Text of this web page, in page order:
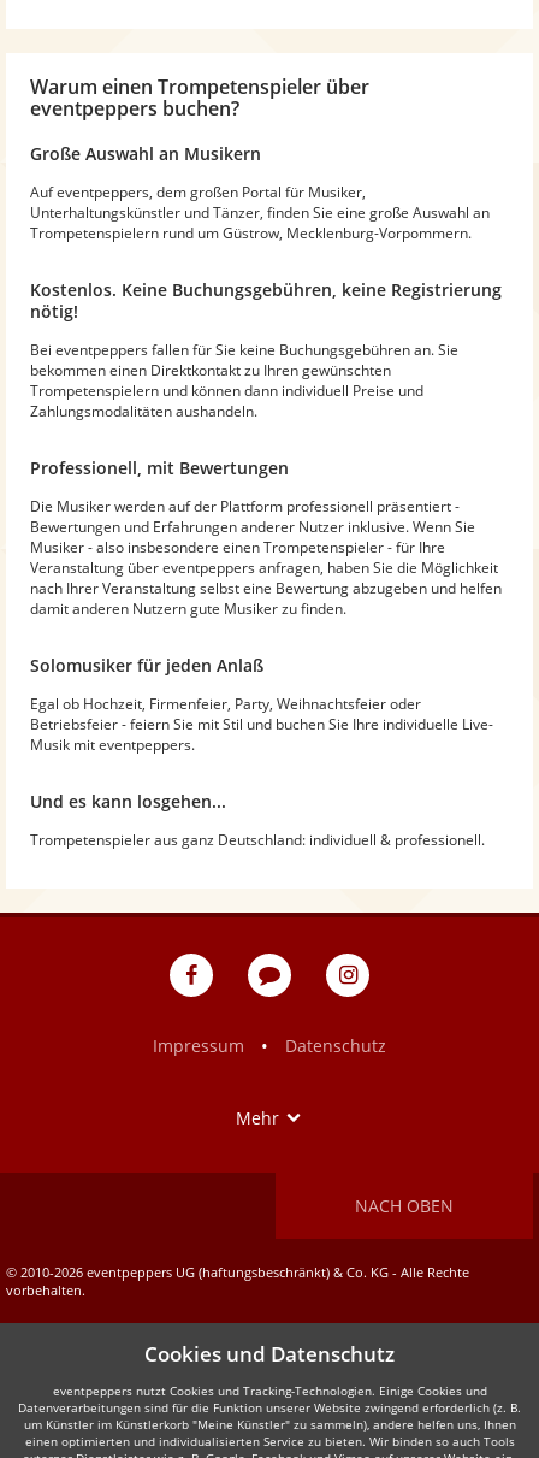
Warum einen Trompetenspieler über
eventpeppers buchen?
Große Auswahl an Musikern
Auf eventpeppers, dem großen Portal für Musiker,
Unterhaltungskünstler und Tänzer, finden Sie eine große Auswahl an
Trompetenspielern rund um Güstrow, Mecklenburg-Vorpommern.
Kostenlos. Keine Buchungsgebühren, keine Registrierung
nötig!
Bei eventpeppers fallen für Sie keine Buchungsgebühren an. Sie
bekommen einen Direktkontakt zu Ihren gewünschten
Trompetenspielern und können dann individuell Preise und
Zahlungsmodalitäten aushandeln.
Professionell, mit Bewertungen
Die Musiker werden auf der Plattform professionell präsentiert -
Bewertungen und Erfahrungen anderer Nutzer inklusive. Wenn Sie
Musiker - also insbesondere einen Trompetenspieler - für Ihre
Veranstaltung über eventpeppers anfragen, haben Sie die Möglichkeit
nach Ihrer Veranstaltung selbst eine Bewertung abzugeben und helfen
damit anderen Nutzern gute Musiker zu finden.
Solomusiker für jeden Anlaß
Egal ob Hochzeit, Firmenfeier, Party, Weihnachtsfeier oder
Betriebsfeier - feiern Sie mit Stil und buchen Sie Ihre individuelle Live-
Musik mit eventpeppers.
Und es kann losgehen...
Trompetenspieler aus ganz Deutschland: individuell & professionell.
eventpeppers
Blog
eventpeppers
Impressum
• Datenschutz
Mehr
NACH OBEN
© 2010-2026 eventpeppers UG (haftungsbeschränkt) & Co. KG - Alle Rechte
vorbehalten.
Cookies und Datenschutz
eventpeppers nutzt Cookies und Tracking-Technologien. Einige Cookies und
Datenverarbeitungen sind für die Funktion unserer Website zwingend erforderlich (z. B.
um Künstler im Künstlerkorb "Meine Künstler" zu sammeln), andere helfen uns, Ihnen
einen optimierten und individualisierten Service zu bieten. Wir binden so auch Tools